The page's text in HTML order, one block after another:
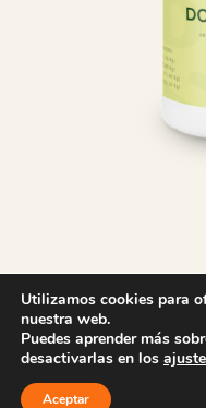
Utilizamos cookies para
nuestra web.
Puedes aprender más
desactivarlas en los
Aceptar